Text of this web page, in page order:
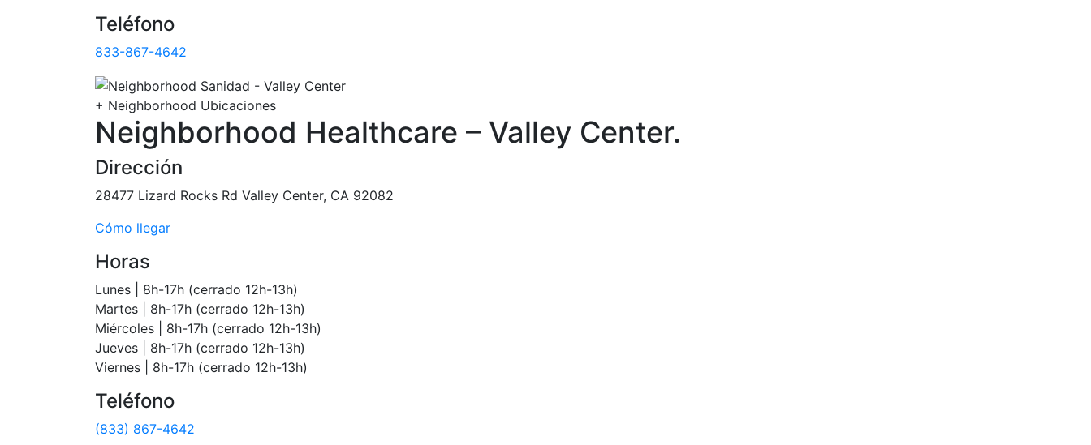
Teléfono
833-867-4642
+ Neighborhood Ubicaciones
Neighborhood Healthcare – Valley Center.
Dirección
28477 Lizard Rocks Rd Valley Center, CA 92082
Cómo llegar
Horas
Lunes | 8h-17h (cerrado 12h-13h)
Martes | 8h-17h (cerrado 12h-13h)
Miércoles | 8h-17h (cerrado 12h-13h)
Jueves | 8h-17h (cerrado 12h-13h)
Viernes | 8h-17h (cerrado 12h-13h)
Teléfono
(833) 867-4642